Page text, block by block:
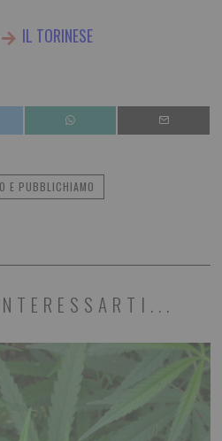
IL TORINESE
E PUBBLICHIAMO